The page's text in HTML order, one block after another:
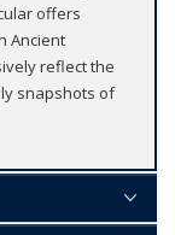
offers
Ancient
reflect the
snapshots of